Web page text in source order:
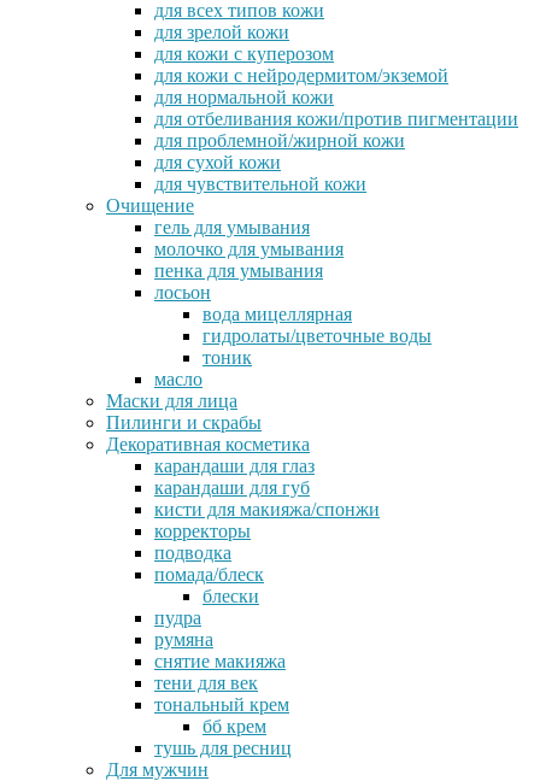
для всех типов кожи
для зрелой кожи
для кожи с куперозом
для кожи с нейродермитом/экземой
для нормальной кожи
для отбеливания кожи/против пигментации
для проблемной/жирной кожи
для сухой кожи
для чувствительной кожи
Очищение
гель для умывания
молочко для умывания
пенка для умывания
лосьон
вода мицеллярная
гидролаты/цветочные воды
тоник
масло
Маски для лица
Пилинги и скрабы
Декоративная косметика
карандаши для глаз
карандаши для губ
кисти для макияжа/спонжи
корректоры
подводка
помада/блеск
блески
пудра
румяна
снятие макияжа
тени для век
тональный крем
бб крем
тушь для ресниц
Для мужчин